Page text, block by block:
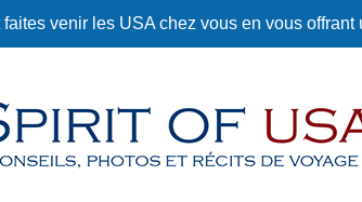
faites venir les USA chez vous en vous